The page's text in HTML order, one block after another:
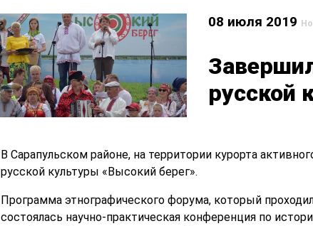
08 июля 2019
русской
В Сарапульском районе, на территории курорта
русской культуры «Высокий берег».
Программа этнографического форума, который
состоялась научно-практическая конференция по